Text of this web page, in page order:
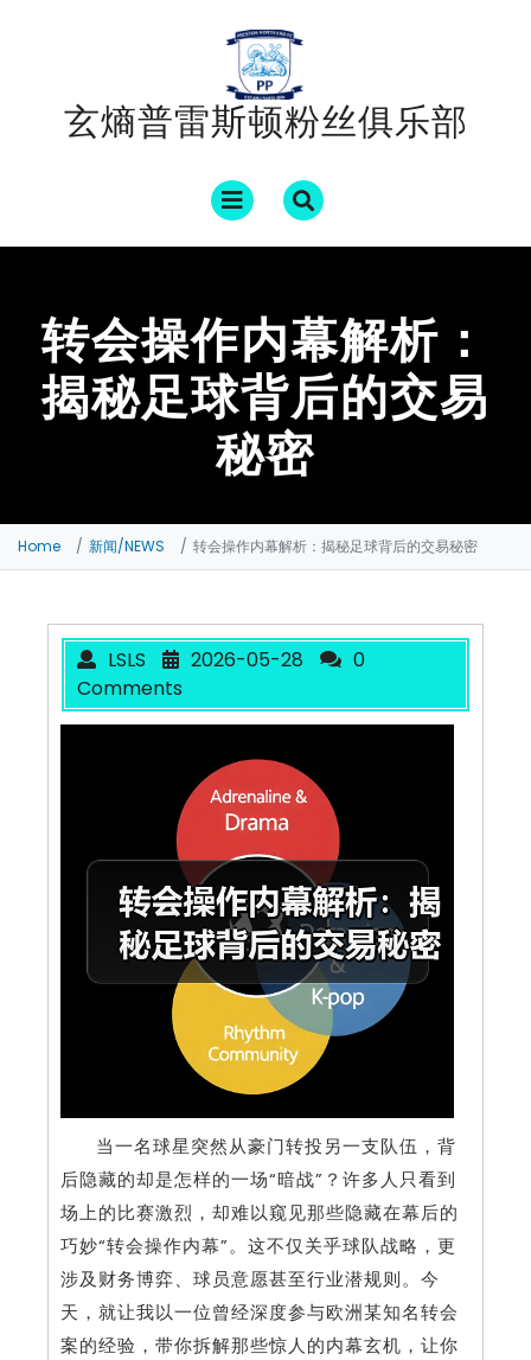
玄熵普雷斯顿粉丝俱乐部
Open
Menu
转会操作内幕解析：
揭秘足球背后的交易
秘密
Home 新闻/NEWS 转会操作内幕解析：揭秘足球背后的交易秘密
LSLS 2026-05-28
0
Comments
当一名球星突然从豪门转投另一支队伍，背
后隐藏的却是怎样的一场“暗战”？许多人只看到
场上的比赛激烈，却难以窥见那些隐藏在幕后的
巧妙“转会操作内幕”。这不仅关乎球队战略，更
涉及财务博弈、球员意愿甚至行业潜规则。今
天，就让我以一位曾经深度参与欧洲某知名转会
案的经验，带你拆解那些惊人的内幕玄机，让你